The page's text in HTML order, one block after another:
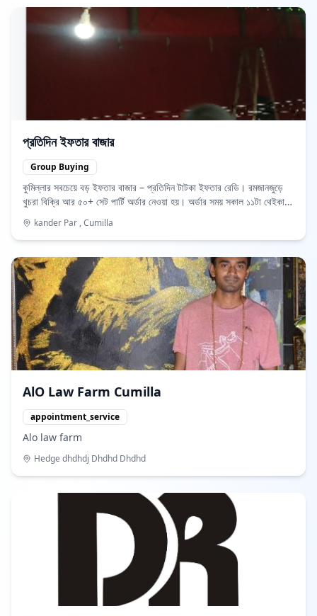
প্রতিদিন ইফতার বাজার
Group Buying
কুমিল্লার সবচেয়ে বড় ইফতার বাজার – প্রতিদিন টাটকা ইফতার রেডি। রমজানজুড়ে
খুচরা বিক্রি আর ৫০+ সেট পার্টি অর্ডার নেওয়া হয়। অর্ডার সময় সকাল ১১টা থেইকা
বিকাল ৪টা পর্যন্ত। ইফতারের আগেই ডেলিভারি পইছাইয়া দেই ইনশাআল্লাহ। আজই
অর্ডার দেন, পরে কইয়েন না শেষ হইয়া গেছে! 😄🔥
kander Par , Cumilla
AlO Law Farm Cumilla
appointment_service
Alo law farm
Hedge dhdhdj Dhdhd Dhdhd